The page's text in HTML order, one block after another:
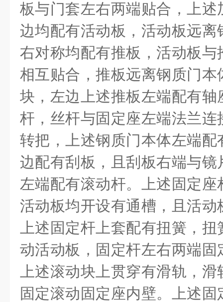
板与门套左右两端贴合，上
边均配有活动板，活动板远
右对称均配有推板，活动板
相互贴合，推板远离钢质门
块，左边上述推板左端配有
杆，丝杆与固定座左端法兰
转把，上述钢质门本体左端
边配有刮板，且刮板右端与
左端配有滚动杆。上述固定
活动板均开设有通槽，且活
上述固定杆上套配有扭簧，
动活动板，固定杆左右两端
上述滚动块上贯穿有滑轨，
固定滚动固定座内壁。上述